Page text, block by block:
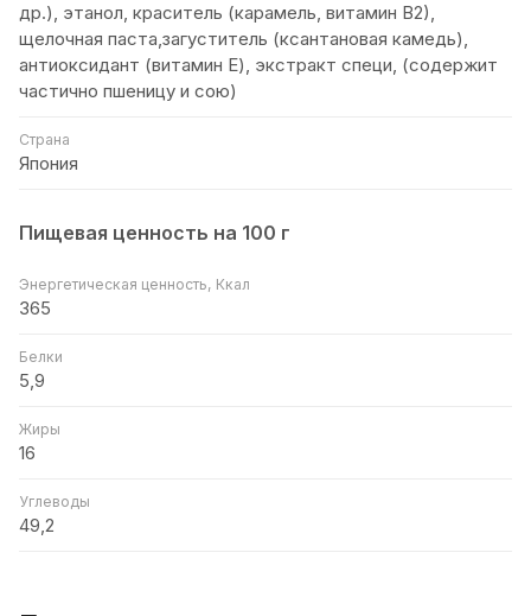
др.), этанол, краситель (карамель, витамин В2),
щелочная паста,загуститель (ксантановая камедь),
антиоксидант (витамин Е), экстракт специ, (содержит
частично пшеницу и сою)
Страна
Япония
Пищевая ценность на 100 г
Энергетическая ценность, Ккал
365
Белки
5,9
Жиры
16
Углеводы
49,2